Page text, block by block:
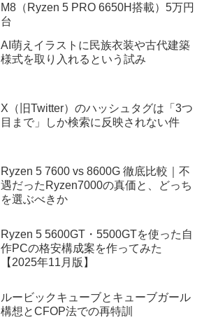
M8（Ryzen 5 PRO 6650H搭載）5万円
台
AI萌えイラストに民族衣装や古代建築
様式を取り入れるという試み
X（旧Twitter）のハッシュタグは「3つ
目まで」しか検索に反映されない件
Ryzen 5 7600 vs 8600G 徹底比較｜不
遇だったRyzen7000の真価と、どっち
を選ぶべきか
Ryzen 5 5600GT・5500GTを使った自
作PCの格安構成案を作ってみた
【2025年11月版】
ルービックキューブとキューブガール
構想とCFOP法での再特訓